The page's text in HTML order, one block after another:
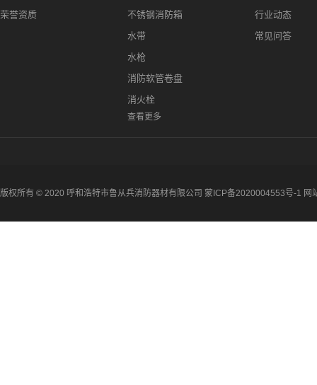
荣誉资质
不锈钢消防箱
水带
水枪
消防软管卷盘
消火栓
查看更多
行业动态
常见问答
版权所有 © 2020 呼和浩特市鲁从兵消防器材有限公司 蒙ICP备2020004553号-1 网